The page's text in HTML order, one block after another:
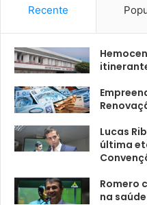
Recente
Lucas
última
Romero
na saúde